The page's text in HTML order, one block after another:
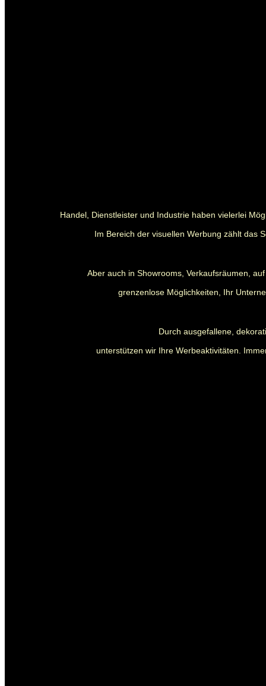
Handel, Dienstleister und Industrie haben vielerlei
Im Bereich der visuellen Werbung zählt das
Aber auch in Showrooms, Verkaufsräumen,
grenzenlose Möglichkeiten, Ihr
Durch ausgefallene,
unterstützen wir Ihre Werbeaktivitäten.